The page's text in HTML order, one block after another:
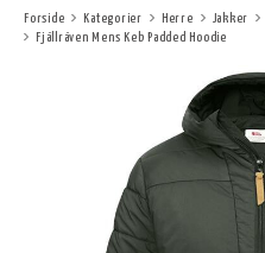
Forside Kategorier Herre Jakker
Fjällräven Mens Keb Padded Hoodie